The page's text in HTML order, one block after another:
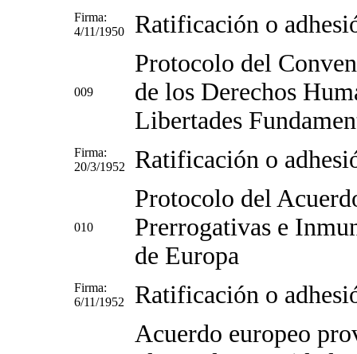
Firma:
4/11/1950
Ratificación o
009
Protocolo del
de los Derechos
Libertades
Firma:
20/3/1952
Ratificación o
010
Protocolo del
Prerrogativas e
de Europa
Firma:
6/11/1952
Ratificación o
Acuerdo europeo